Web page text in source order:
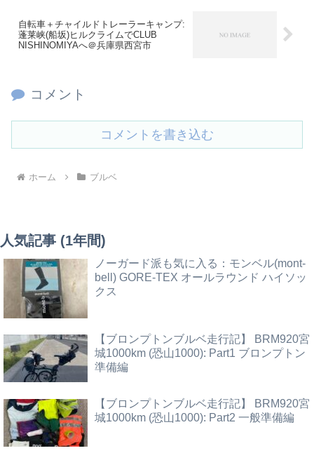
自転車＋チャイルドトレーラーキャンプ:
蓬莱峡(船坂)ヒルクライムでCLUB
NISHINOMIYAへ＠兵庫県西宮市
コメント
コメントを書き込む
ホーム ブルベ
人気記事 (1年間)
ノーガード派も気に入る：モンベル(mont-
bell) GORE-TEX オールラウンド ハイソッ
クス
【ブロンプトンブルベ走行記】 BRM920宮
城1000km (恐山1000): Part1 ブロンプトン
準備編
【ブロンプトンブルベ走行記】 BRM920宮
城1000km (恐山1000): Part2 一般準備編